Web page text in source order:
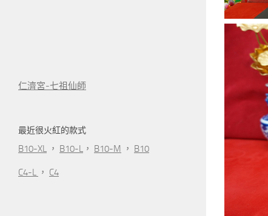
仁濟宮-七祖仙師
最近很火紅的款式
B10-XL ， B10-L ， B10-M ， B10
C4-L ， C4